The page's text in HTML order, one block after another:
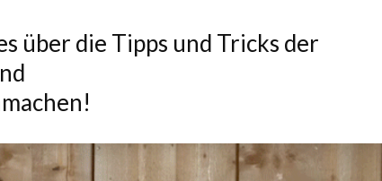
über die Tipps und Tricks der